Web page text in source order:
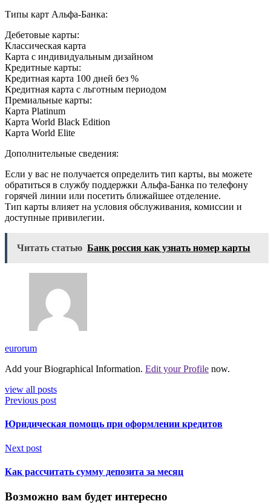
Типы карт Альфа-Банка:
Дебетовые карты:
Классическая карта
Карта с индивидуальным дизайном
Кредитные карты:
Кредитная карта 100 дней без %
Кредитная карта с льготным периодом
Премиальные карты:
Карта Platinum
Карта World Black Edition
Карта World Elite
Дополнительные сведения:
Если у вас не получается определить тип карты, вы можете
обратиться в службу поддержки Альфа-Банка по телефону
горячей линии или посетить ближайшее отделение.
Тип карты влияет на условия обслуживания, комиссии и
доступные привилегии.
Читать статью Банк россия как узнать номер карты
eurorum
Add your Biographical Information. Edit your Profile now.
view all posts
Previous post
Юридическая помощь при оформлении кредитов
Next post
Как рассчитать сумму депозита за месяц
Возможно вам будет интересно